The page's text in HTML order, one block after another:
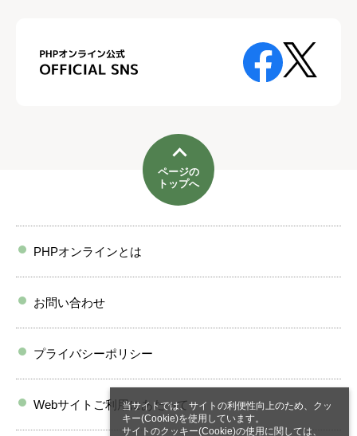
当サイトでは、サイトの利便性向上のため、クッ
キー(Cookie)を使用しています。
サイトのクッキー(Cookie)の使用に関しては、
ページの
トップへ
PHPオンラインとは
お問い合わせ
プライバシーポリシー
Webサイトご利用にあたって